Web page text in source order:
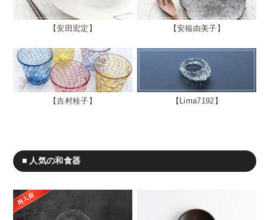
安田宏定 安福由美子
吉村桂子 Lima7192
■ 人気の和食器